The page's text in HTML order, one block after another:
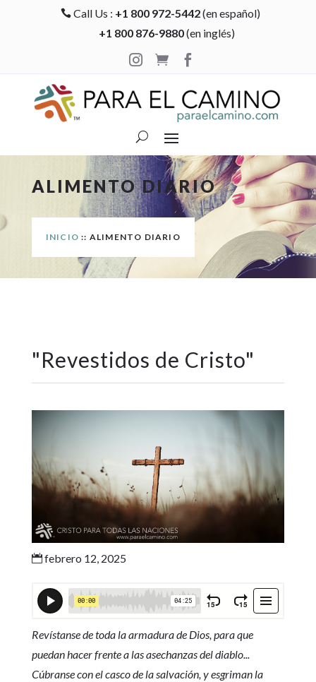
 Call Us : +1 800 972-5442(en español)
+1 800 876-9880(en inglés)

 
ALIMENTO DIARIO
INICIO :: ALIMENTO DIARIO
"Revestidos de Cristo"
febrero 12, 2025
Revístanse de toda la armadura de Dios, para que
puedan hacer frente a las asechanzas del diablo...
Cúbranse con el casco de la salvación, y esgriman la